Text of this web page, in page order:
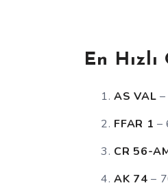
En
AS VAL
FFAR 1 –
CR 56-
AK 74 –